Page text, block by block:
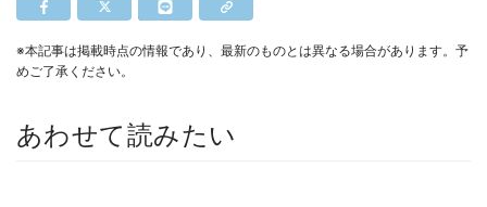
※本記事は掲載時点の情報であり、最新のものとは異なる場合があります。予
めご了承ください。
あわせて読みたい